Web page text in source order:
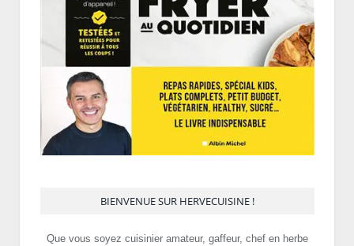
BIENVENUE SUR HERVECUISINE !
Que vous soyez cuisinier amateur, gaffeur, chef en herbe